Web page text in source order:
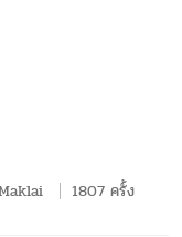
1807 ครั้ง